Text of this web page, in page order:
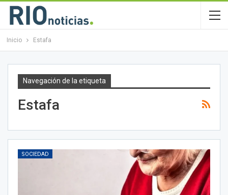
Inicio Estafa
Navegación de la etiqueta
Estafa
SOCIEDAD